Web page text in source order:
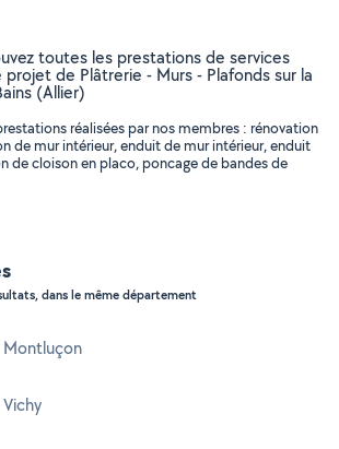
toutes les prestations de services
de Plâtrerie - Murs - Plafonds sur la
(Allier)
réalisées par nos membres : rénovation
de mur intérieur, enduit de mur intérieur, enduit
de cloison en placo, poncage de bandes de
dans le même département
Montluçon